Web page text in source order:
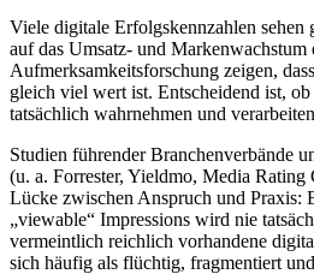
Viele digitale Erfolgskennzahlen sehen
auf das Umsatz- und Markenwachstum
Aufmerksamkeitsforschung zeigen,
gleich viel wert ist. Entscheidend ist,
tatsächlich wahrnehmen und
Studien führender Branchenverbände
(u. a. Forrester, Yieldmo, Media Rating
Lücke zwischen Anspruch und Praxis:
„viewable“ Impressions wird nie
vermeintlich reichlich vorhandene
sich häufig als flüchtig, fragmentiert